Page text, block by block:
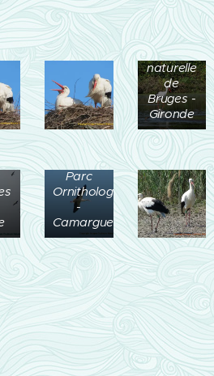
Réserve
naturelle
de
Bruges -
Gironde
Parc
Ornithologique
-
Camargue